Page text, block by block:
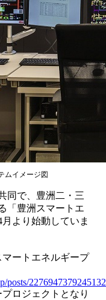
ムイメージ図
同で、豊洲二・三
「豊洲スマートエ
より始動していま
ートエネルギープ
posts/2276947379245132
ロジェクトとなり